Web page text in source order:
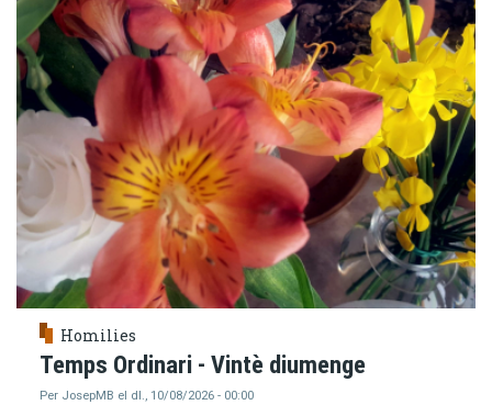
Homilies
Temps Ordinari - Vintè diumenge
Per JosepMB el dl., 10/08/2026 - 00:00